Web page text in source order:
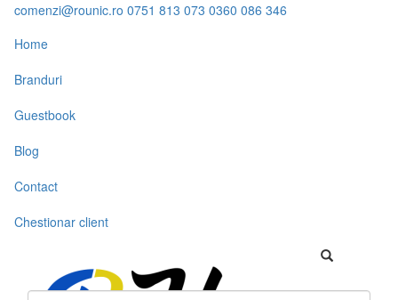
comenzi@rounic.ro 0751 813 073 0360 086 346
Home
Branduri
Guestbook
Blog
Contact
Chestionar client